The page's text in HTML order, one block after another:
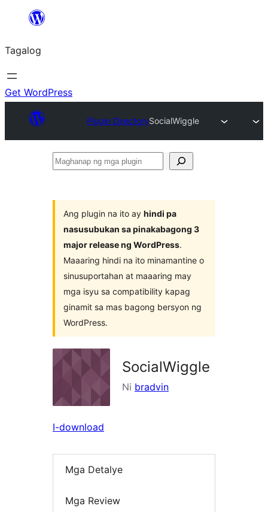
Lumaktaw
sa
content
Tagalog
Get WordPress
Plugin DirectorySocialWiggle
Maghanap
plugin
Ang plugin na ito ay hindi pa
nasusubukan sa pinakabagong 3
major release ng WordPress.
Maaaring hindi na ito minamantine o
sinusuportahan at maaaring may
mga isyu sa compatibility kapag
ginamit sa mas bagong bersyon ng
WordPress.
SocialWiggle
Ni bradvin
I-download
Mga Detalye
Mga Review